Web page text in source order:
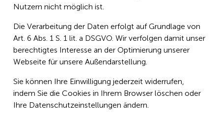
Nutzern nicht möglich ist.
Die Verarbeitung der Daten erfolgt auf Grundlage von
Art. 6 Abs. 1 S. 1 lit. a DSGVO. Wir verfolgen damit unser
berechtigtes Interesse an der Optimierung unserer
Webseite für unsere Außendarstellung.
Sie können Ihre Einwilligung jederzeit widerrufen,
indem Sie die Cookies in Ihrem Browser löschen oder
Ihre Datenschutzeinstellungen ändern.